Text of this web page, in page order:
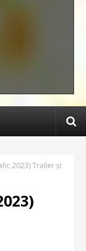
2023) Trailer și